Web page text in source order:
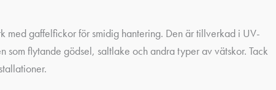
med gaffelfickor för smidig hantering. Den är tillverkad i UV-
flytande gödsel, saltlake och andra typer av vätskor. Tack